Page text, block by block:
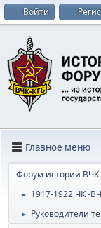
Войти
Главное меню
Форум истории
► 1917-1922 ЧК -
► Руководители